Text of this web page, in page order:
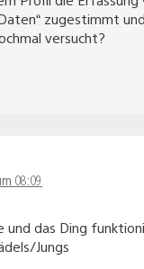
zugestimmt
versucht?
08:09
und das Ding
Jungs